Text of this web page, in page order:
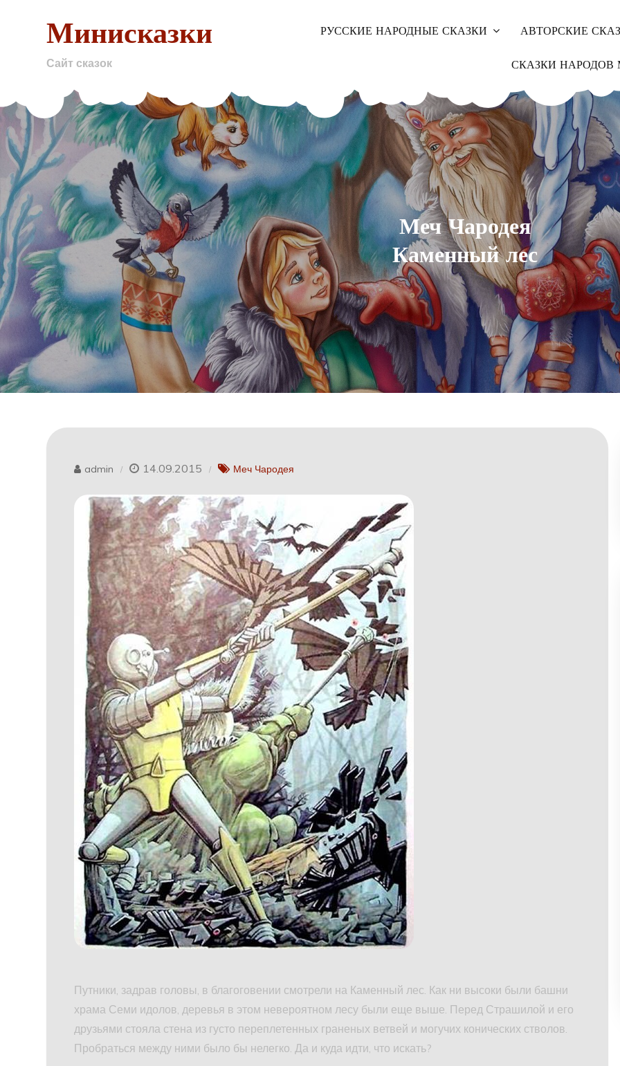
Минисказки
Сайт сказок
РУССКИЕ НАРОДНЫЕ СКАЗКИ АВТОРСКИЕ
СКАЗКИ НАРОДОВ
Меч Чародея
Каменный лес
admin 14.09.2015 Меч Чародея
Путники, задрав головы, в благоговении смотрели на Каменный лес. Как ни высоки были башни
храма Семи идолов, деревья в этом невероятном лесу были еще выше. Перед Страшилой и его
друзьями стояла стена из густо переплетенных граненых ветвей и могучих конических стволов.
Пробраться между ними было бы нелегко. Да и куда идти, что искать?